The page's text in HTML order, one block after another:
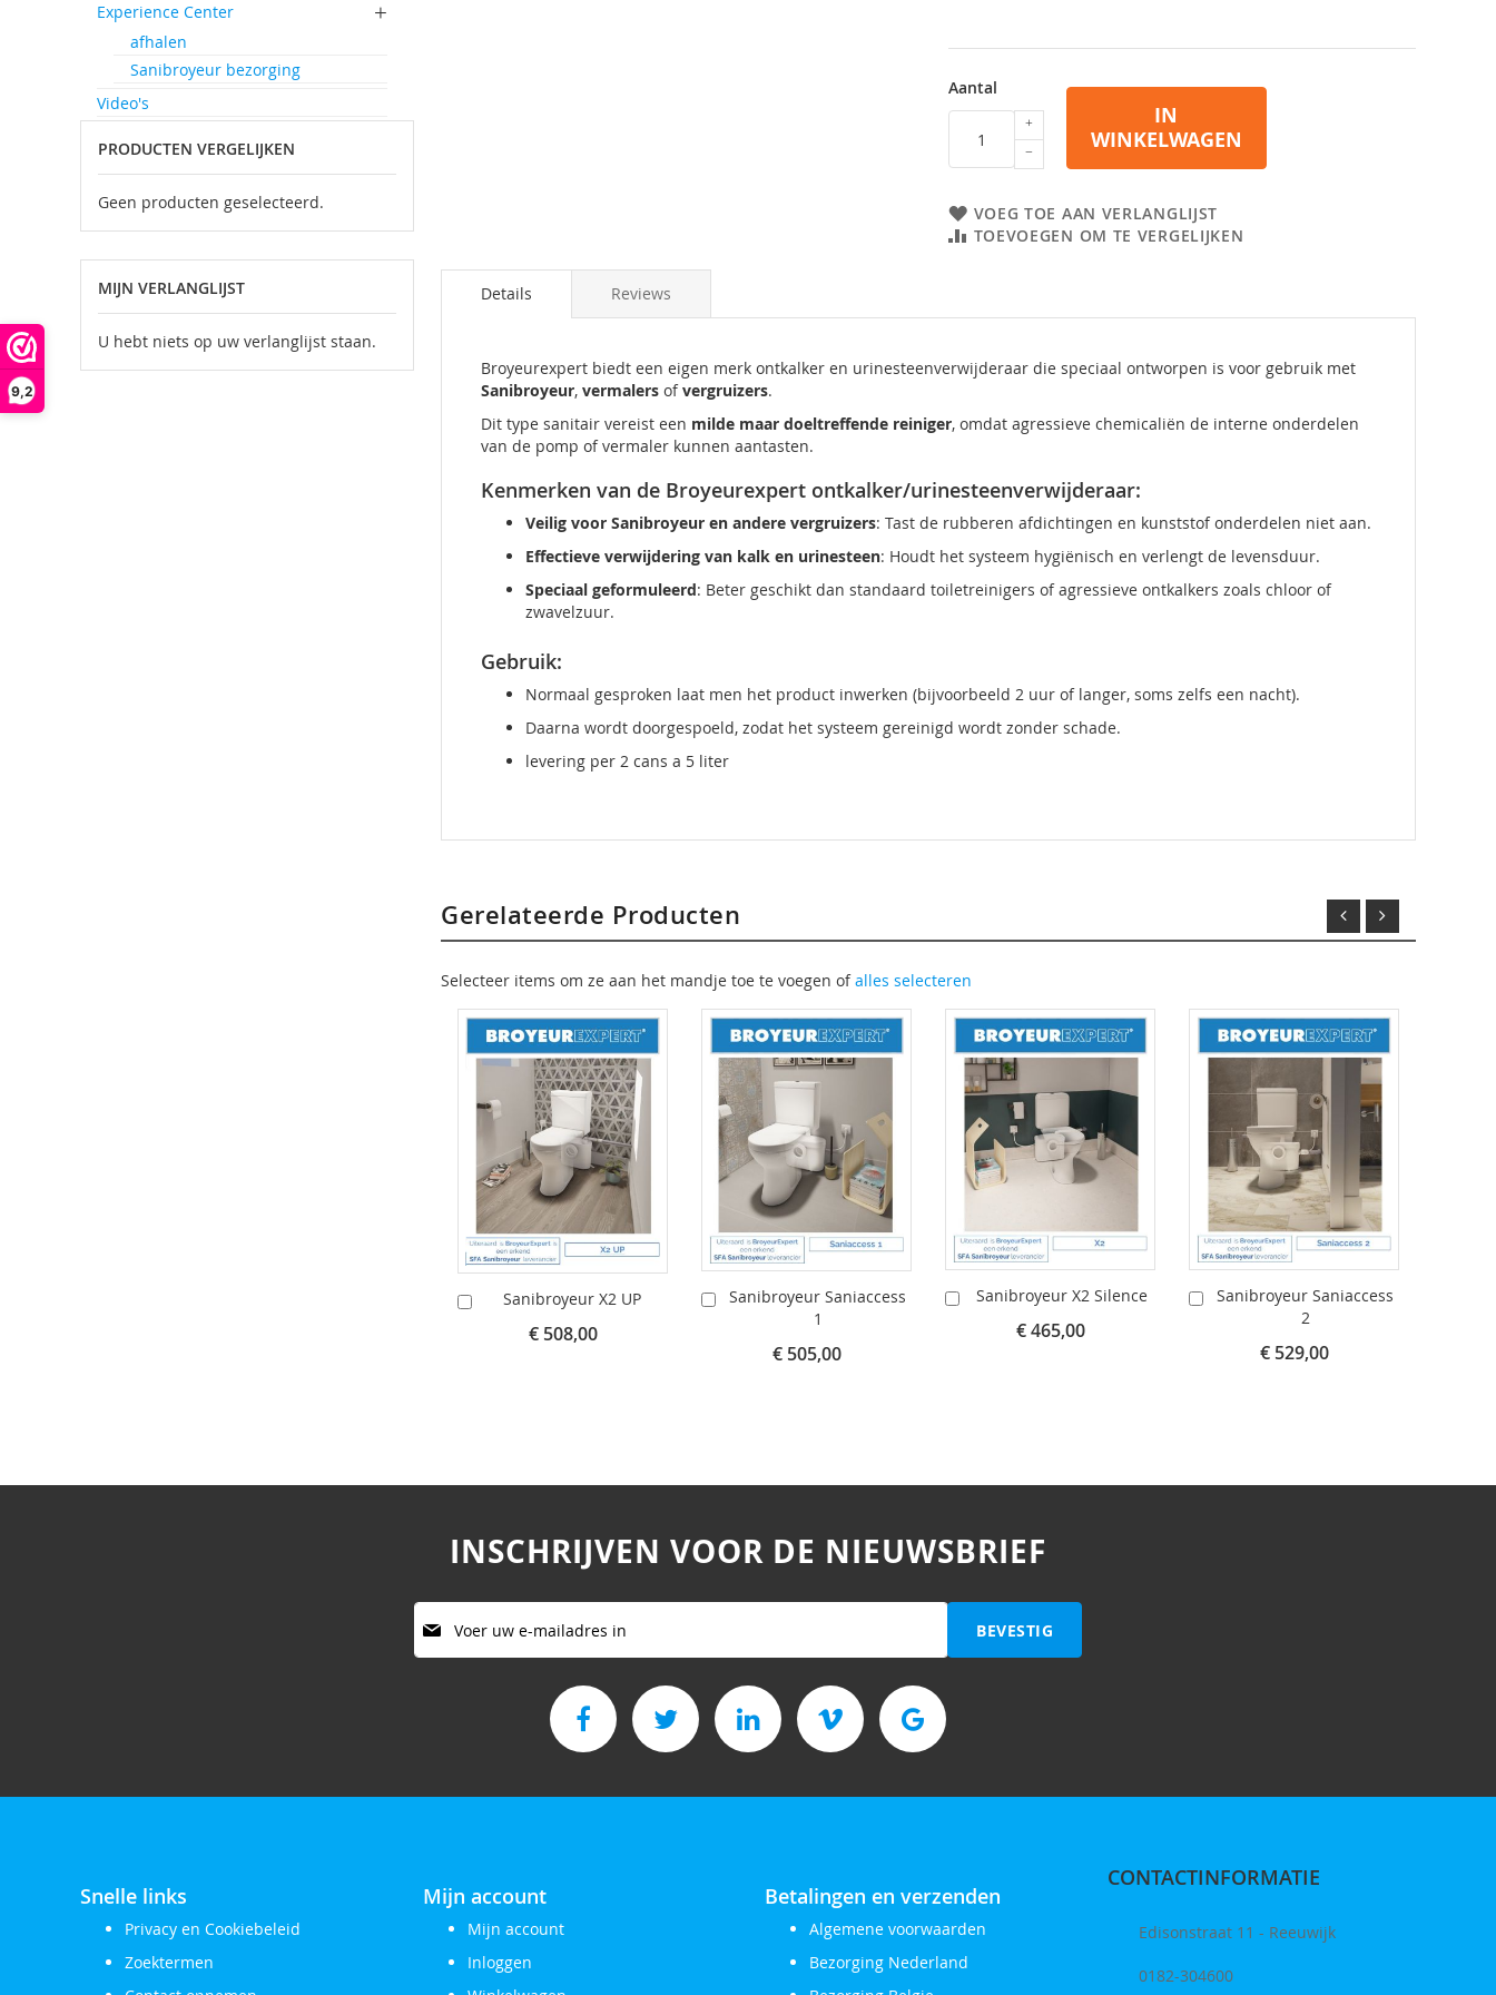
9,2
Aantal
IN
WINKELWAGEN
VOEG TOE AAN VERLANGLIJST
TOEVOEGEN OM TE VERGELIJKEN
Details
Broyeurexpert biedt een eigen merk ontkalker en urinesteenverwijderaar die speciaal ontworpen is voor gebruik met
Sanibroyeur, vermalers ofvergruizers.
Dit type sanitair vereist een milde maar doeltreffende reiniger, omdat agressieve chemicaliën de interne onderdelen
van de pomp of vermaler kunnen aantasten.
Kenmerken van de Broyeurexpert ontkalker/urinesteenverwijderaar:
Veilig voor Sanibroyeur en andere vergruizers: Tast de rubberen afdichtingen en kunststof onderdelen niet aan.
Effectieve verwijdering van kalk en urinesteen: Houdt het systeem hygiënisch en verlengt de levensduur.
Speciaal geformuleerd: Beter geschikt dan standaard toiletreinigers of agressieve ontkalkers zoals chloor of
zwavelzuur.
Gebruik:
Normaal gesproken laat men het product inwerken (bijvoorbeeld 2 uur of langer, soms zelfs een nacht).
Daarna wordt doorgespoeld, zodat het systeem gereinigd wordt zonder schade.
levering per 2 cans a 5 liter
Reviews
Gerelateerde Producten
Selecteer items om ze aan het mandje toe te voegen ofalles selecteren
Sanibroyeur X2 UP
€ 508,00
Sanibroyeur Saniaccess
1
€ 505,00
In
Winkelwagen
Sanibroyeur X2 Silence
€ 465,00
In
Winkelwagen
Sanibroyeur Saniaccess
2
€ 529,00
In
Winkelwagen
Experience Center
afhalen
Sanibroyeur bezorging
Video's
PRODUCTEN VERGELIJKEN
Geen producten geselecteerd.
MIJN VERLANGLIJST
U hebt niets op uw verlanglijst staan.
INSCHRIJVEN VOOR DE NIEUWSBRIEF
Abonneer
op
BEVESTIG
Snelle links
Privacy en Cookiebeleid
Zoektermen
Mijn account
Mijn account
Inloggen
Betalingen en verzenden
Algemene voorwaarden
Bezorging Nederland
CONTACTINFORMATIE
Edisonstraat 11 - Reeuwijk
0182-304600